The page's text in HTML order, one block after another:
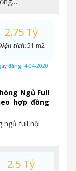
Ngủ Full
hợp đồng
ngủ full nội
2.75 Tỷ
tích:51 m2
đăng: 4-04-2020
2.5 Tỷ